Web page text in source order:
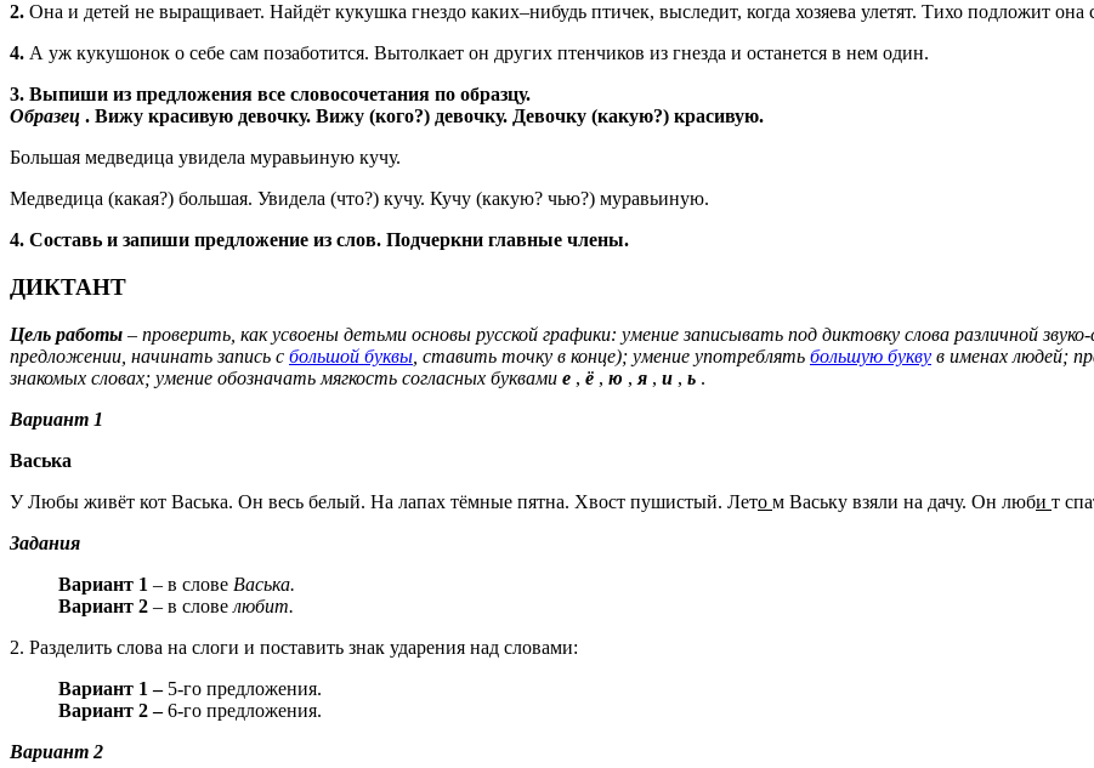
2. Она и детей не выращивает. Найдёт кукушка гнездо каких–нибудь птичек, выследит, когда хозяева улетят. Тихо подложит она
4. А уж кукушонок о себе сам позаботится. Вытолкает он других птенчиков из гнезда и останется в нем один.
3. Выпиши из предложения все словосочетания по образцу.
Образец . Вижу красивую девочку. Вижу (кого?) девочку. Девочку (какую?) красивую.
Большая медведица увидела муравьиную кучу.
Медведица (какая?) большая. Увидела (что?) кучу. Кучу (какую? чью?) муравьиную.
4. Составь и запиши предложение из слов. Подчеркни главные члены.
ДИКТАНТ
Цель работы – проверить, как усвоены детьми основы русской графики: умение записывать под диктовку слова различной
предложении, начинать запись с большой буквы , ставить точку в конце); умение употреблять большую букву в именах людей;
знакомых словах; умение обозначать мягкость согласных буквами е , ё , ю , я , и , ь .
Вариант 1
Васька
У Любы живёт кот Васька. Он весь белый. На лапах тёмные пятна. Хвост пушистый. Лето м Ваську взяли на дачу. Он люби т
Задания
Вариант 1 – в слове Васька.
Вариант 2 – в слове любит.
2. Разделить слова на слоги и поставить знак ударения над словами:
Вариант 1 – 5-го предложения.
Вариант 2 –6-го предложения.
Вариант 2